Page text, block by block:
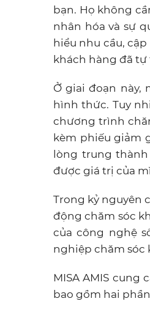
bạn. Họ không
nhân hóa và sự
hiểu nhu cầu,
khách hàng đã
Ở giai đoạn
hình thức. Tuy
chương trình
kèm phiếu giảm
lòng trung
được giá trị của
Trong kỷ nguyên
động chăm sóc
của công nghệ
nghiệp chăm sóc
MISA AMIS cung
bao gồm hai phần